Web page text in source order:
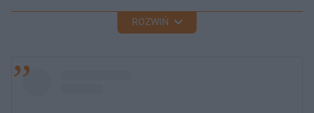
ROZWIŃ